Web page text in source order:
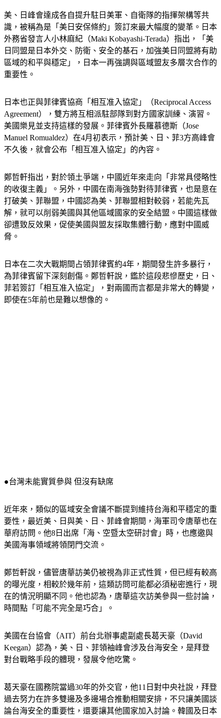
美、日峰會達成各自提升駐日美軍、自衛隊的指揮架構等共
識，被稱為是「美日安保條約」簽訂來最大幅度的變革。日本
外務省發言人小林麻紀（Maki Kobayashi-Terada）指出，「美
日同盟是日本外交、防衛、安全的基石，加強美日同盟將有助
區域的和平與穩定」，日本一再強調與區域盟友多層次合作的
重要性。
日本也正與菲律賓協商「相互准入協定」（Reciprocal Access
Agreement），雙方將互相派駐部隊到對方國家訓練、演習。
美國樂見並支持這樣的發展。菲律賓外長羅慕德斯（Jose
Manuel Romualdez）在4月初表示，預計美、日、菲3方高峰會
不久後，就會公布「相互准入協定」的內容。
鄭哲軒指出，對於領土爭端，中國近年來走向「非常具侵略性
的收復主義」。另外，中國在南海強勢對待菲律賓，也是意在
打破美、菲聯盟，中國認為美、菲聯盟相對較弱，若能先瓦
解，就可以削弱美國與其他區域國家的安全結盟。中國這樣做
卻遭致反效果，促使美國與盟友採取集體行動，應對中國威
脅。
日本在二次大戰期間占領菲律賓約4年，期間發生許多暴行，
為菲律賓留下深刻創傷。鄭哲軒說，鑑於這段悲慘歷史，日、
菲若簽訂「相互准入協定」，對兩國而言都是非常大的轉變，
即使在5年前也是難以想像的。
●台灣未能實質參與 但沒有缺席
近年來，類似的區域安全會議不斷提到維持台海和平穩定的重
要性，最近美、日與美、日、菲峰會期間，海軍司令唐華也在
華府訪問。他8日出席「海、空暨太空研討會」時，也應邀與
美國海事領域將領閉門交流。
鄭哲軒說，儘管唐華訪美仍被視為非正式性質，但已經有較高
的曝光度，相較於幾年前，這類訪問可能都必須秘密進行，現
在的情況明顯不同。他也認為，唐華這次訪美參與一些討論，
時間點「可能不完全是巧合」。
美國在台協會（AIT）前台北辦事處副處長葛天豪（David
Keegan）認為，美、日、菲領袖峰會涉及台海安全，是拜登
對台戰略手段的體現，發展令他吃驚。
葛天豪在國務院當過30年的外交官，他11日對中央社說，拜登
過去努力在許多雙邊及多邊場合推動相關安排，不只讓美國談
論台海安全的重要性，還要讓其他國家加入討論。韓國及日本